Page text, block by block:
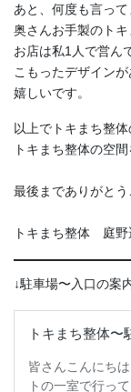
あと、何度も言っ
奥さんお手製のト
お店は私1人で営ん
こもったデザイン
嬉しいです。
以上でトキまち整
トキまち整体の空
最後までありがとう
トキまち整体 庭野
↓駐車場〜入口の案